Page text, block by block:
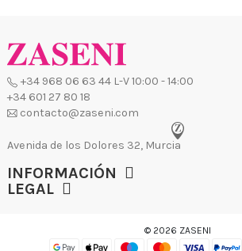
INFORMACIÓN
LEGAL
© 2026 ZASENI